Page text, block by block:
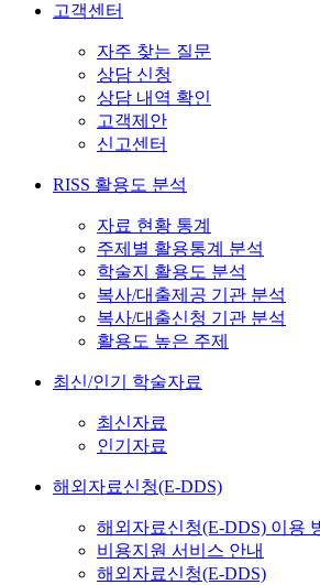
고객센터
자주 찾는 질문
상담 신청
상담 내역 확인
고객제안
신고센터
RISS 활용도 분석
자료 현황 통계
주제별 활용통계 분석
학술지 활용도 분석
복사/대출제공 기관 분석
복사/대출신청 기관 분석
활용도 높은 주제
최신/인기 학술자료
최신자료
인기자료
해외자료신청(E-DDS)
해외자료신청(E-DDS) 이용
비용지원 서비스 안내
해외자료신청(E-DDS)